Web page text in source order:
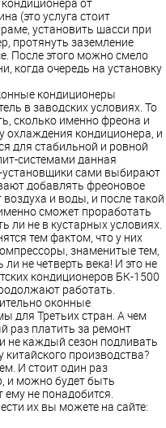
(это услуга стоит
установить шасси при
протянуть заземление
После этого можно смело
когда очередь на установку
кондиционеры
в заводских условиях. То
сколько именно фреона и
охлаждения кондиционера, и
для стабильной и ровной
системами данная
установщики сами выбирают
добавлять фреоновое
и воды, и после такой
сможет проработать
ли не в кустарных условиях.
тем фактом, что у них
знаменитые тем,
не четверть века! И это не
кондиционеров БК-1500
работать.
оконные
для Третьих стран. А чем
платить за ремонт
не каждый сезон подливать
производства?
И стоит один раз
и можно будет быть
не понадобится.
их вы можете на сайте: